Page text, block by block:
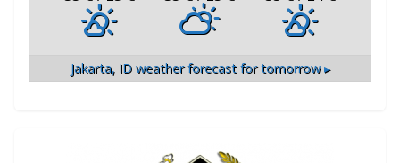
Jakarta, IDweather forecast for tomorrow ▸